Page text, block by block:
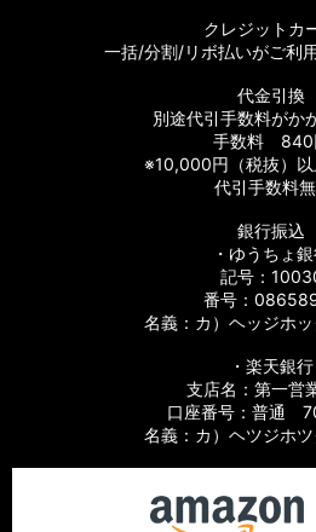
クレジットカ
一括/分割/リボ払いがご利
代金引換
別途代引手数料がか
手数料 840
※10,000円（税抜）
代引手数料無
銀行振込
・ゆうちょ
記号：
番号：
名義：カ）ヘッジホ
・楽天銀行
支店名：第一営
口座番号：普通
名義：カ）ヘツジホ